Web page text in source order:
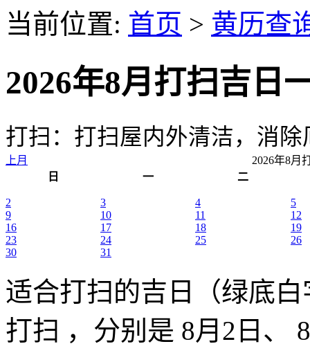
当前位置: 首页 > 黄历查
2026年8月打扫吉日
打扫：打扫屋内外清洁，消除
上月
2026年8月
日
一 二
2 3 4
5
9
10 11
12
16
17 18
19
23
24 25
26
30
31
适合打扫的吉日（绿底白
打扫 ，分别是 8月2日、